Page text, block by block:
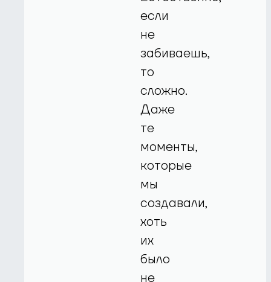
если
не
забиваешь,
то
сложно.
Даже
те
моменты,
которые
мы
создавали,
хоть
их
было
не